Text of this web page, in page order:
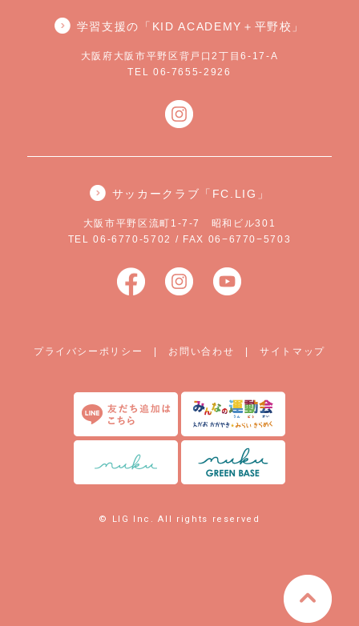
学習支援の「KID ACADEMY＋平野校」
大阪府大阪市平野区背戸口2丁目6-17-A
TEL 06-7655-2926
サッカークラブ「FC.LIG」
大阪市平野区流町1-7-7 昭和ビル301
TEL 06-6770-5702 / FAX 06−6770−5703
プライバシーポリシー お問い合わせ |サイトマップ
© LIG Inc. All rights reserved